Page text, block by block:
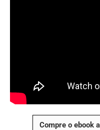
Compre o ebook